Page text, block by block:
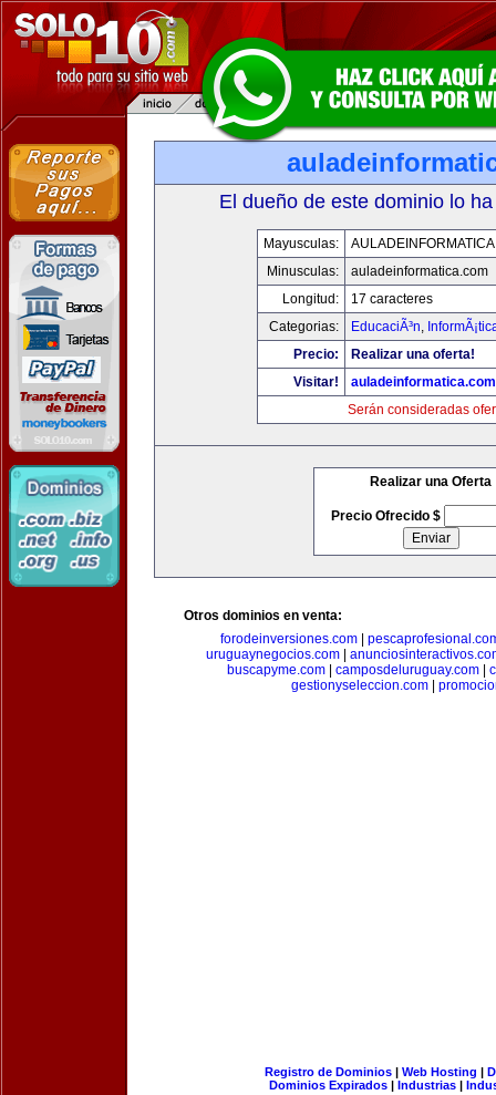
El dueño de este dominio lo
Mayusculas:
Minusculas:
auladeinformatica.com
Longitud:
17 caracteres
Categorias:
EducaciÃ³n,
Precio:
Realizar una oferta!
Visitar!
auladeinformatica.com
Serán consideradas
Realizar una Oferta
Precio Ofrecido $
Otros dominios en venta:
forodeinversiones.com
uruguaynegocios.com|
buscapyme.com
camposdeluruguay.com
gestionyseleccion.com|
Registro de Dominios| Web Hosting |
Dominios Expirados | Industrias |